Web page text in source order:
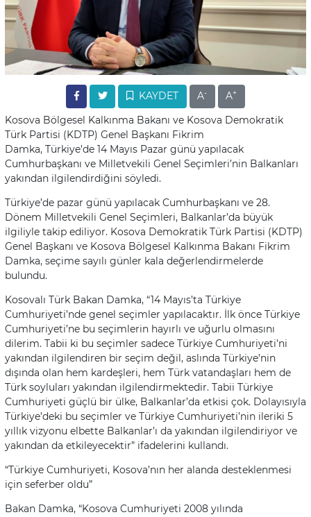
KAYDET A- A+
Kosova Bölgesel Kalkınma Bakanı ve Kosova Demokratik
Türk Partisi (KDTP) Genel Başkanı Fikrim
Damka, Türkiye’de 14 Mayıs Pazar günü yapılacak
Cumhurbaşkanı ve Milletvekili Genel Seçimleri’nin Balkanları
yakından ilgilendirdiğini söyledi.
Türkiye’de pazar günü yapılacak Cumhurbaşkanı ve 28.
Dönem Milletvekili Genel Seçimleri, Balkanlar’da büyük
ilgiliyle takip ediliyor. Kosova Demokratik Türk Partisi (KDTP)
Genel Başkanı ve Kosova Bölgesel Kalkınma Bakanı Fikrim
Damka, seçime sayılı günler kala değerlendirmelerde
bulundu.
Kosovalı Türk Bakan Damka, “14 Mayıs’ta Türkiye
Cumhuriyeti’nde genel seçimler yapılacaktır. İlk önce Türkiye
Cumhuriyeti’ne bu seçimlerin hayırlı ve uğurlu olmasını
dilerim. Tabii ki bu seçimler sadece Türkiye Cumhuriyeti’ni
yakından ilgilendiren bir seçim değil, aslında Türkiye’nin
dışında olan hem kardeşleri, hem Türk vatandaşları hem de
Türk soyluları yakından ilgilendirmektedir. Tabii Türkiye
Cumhuriyeti güçlü bir ülke, Balkanlar’da etkisi çok. Dolayısıyla
Türkiye’deki bu seçimler ve Türkiye Cumhuriyeti’nin ileriki 5
yıllık vizyonu elbette Balkanlar’ı da yakından ilgilendiriyor ve
yakından da etkileyecektir” ifadelerini kullandı.
“Türkiye Cumhuriyeti, Kosova’nın her alanda desteklenmesi
için seferber oldu”
Bakan Damka, “Kosova Cumhuriyeti 2008 yılında